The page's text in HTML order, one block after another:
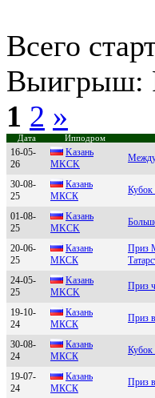
Всего
Выигрыш:
1 2 »
Дата Ипподром
16-05-
26
Kaзaнь
МKСK
30-08-
25
Кaзaнь
МКСК
Кубок
01-08-
25
Kазань
MKCK
20-06-
25
Кaзaнь
МКCК
Приз
24-05-
25
Kазань
MKCK
Приз
19-10-
24
Кaзaнь
MКСК
Приз
30-08-
24
Казань
MКСК
19-07-
24
Казань
MКСК
Приз